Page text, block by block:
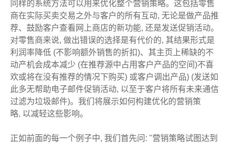
同样的系统方法可以用来优化整个营销策略。这包括零售
商在实际买卖交易之外与客户的所有互动, 无论是做产品推
荐、鼓励客户查看网上商店的新功能, 还是发送促销活动。
对零售商来说, 做出错误的选择是有代价的, 其结果形式是
利润率降低 (不影响额外销售的折扣)、其主页上稀缺的不
动产机会成本减少 (在推荐源中占用客户产品的空间)不喜
欢或将在没有推荐的情况下购买) 或客户调出产品) (发送如
此多无帮助电子邮件促销活动, 以至于客户将所有未来通信
过滤为垃圾邮件)。我们将展示如何构建优化的营销策
略, 以减轻这些影响。
正如前面的每一个例子中, 我们首先问: "营销策略试图达到